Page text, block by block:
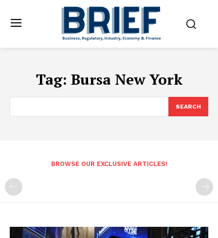
Tag: Bursa New York
SEARCH
BROWSE OUR EXCLUSIVE ARTICLES!